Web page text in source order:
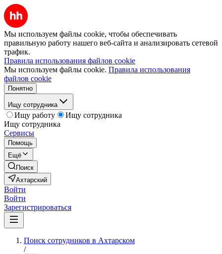
Мы используем файлы cookie, чтобы обеспечивать
правильную работу нашего веб-сайта и анализировать сетевой
трафик.
Правила использования файлов cookie
Мы используем файлы cookie. Правила использования
файлов cookie
Понятно
Ищу сотрудника
Ищу работу
Ищу сотрудника
Ищу сотрудника
Сервисы
Помощь
Ещё
Поиск
Ахтарский
Войти
Войти
Зарегистрироваться
Поиск сотрудников в Ахтарском
/